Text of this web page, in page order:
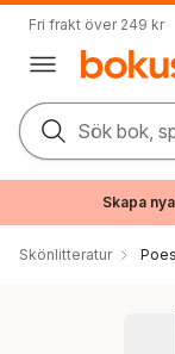
Fri frakt över 249 kr
Sök bok,
Skapa
Skönlitteratur